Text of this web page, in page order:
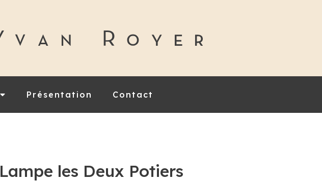
Présentation Contact
Lampe les Deux Potiers